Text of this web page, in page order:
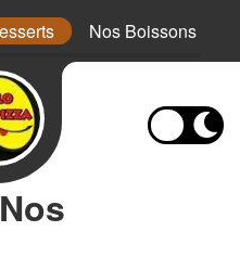
Nos Boissons